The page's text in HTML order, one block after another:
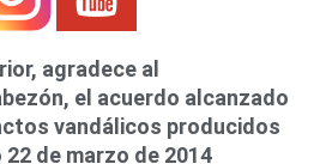
agradece al
el acuerdo alcanzado
vandálicos producidos
de marzo de 2014
P
á
g
i
P
g
P
á
g
i
á
g
i
á
g